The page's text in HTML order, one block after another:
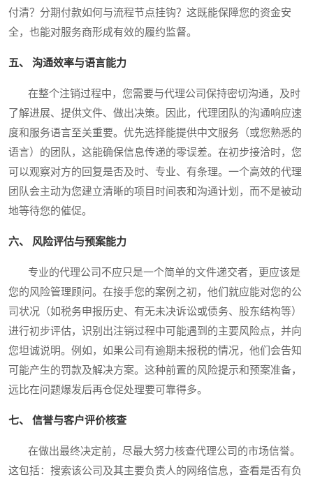
付清？分期付款如何与流程节点挂钩？这既能保障您的资金安
全，也能对服务商形成有效的履约监督。
五、 沟通效率与语言能力
在整个注销过程中，您需要与代理公司保持密切沟通，及时
了解进展、提供文件、做出决策。因此，代理团队的沟通响应速
度和服务语言至关重要。优先选择能提供中文服务（或您熟悉的
语言）的团队，这能确保信息传递的零误差。在初步接洽时，您
可以观察对方的回复是否及时、专业、有条理。一个高效的代理
团队会主动为您建立清晰的项目时间表和沟通计划，而不是被动
地等待您的催促。
六、 风险评估与预案能力
专业的代理公司不应只是一个简单的文件递交者，更应该是
您的风险管理顾问。在接手您的案例之初，他们就应能对您的公
司状况（如税务申报历史、有无未决诉讼或债务、股东结构等）
进行初步评估，识别出注销过程中可能遇到的主要风险点，并向
您坦诚说明。例如，如果公司有逾期未报税的情况，他们会告知
可能产生的罚款及解决方案。这种前置的风险提示和预案准备，
远比在问题爆发后再仓促处理要可靠得多。
七、 信誉与客户评价核查
在做出最终决定前，尽最大努力核查代理公司的市场信誉。
这包括：搜索该公司及其主要负责人的网络信息，查看是否有负